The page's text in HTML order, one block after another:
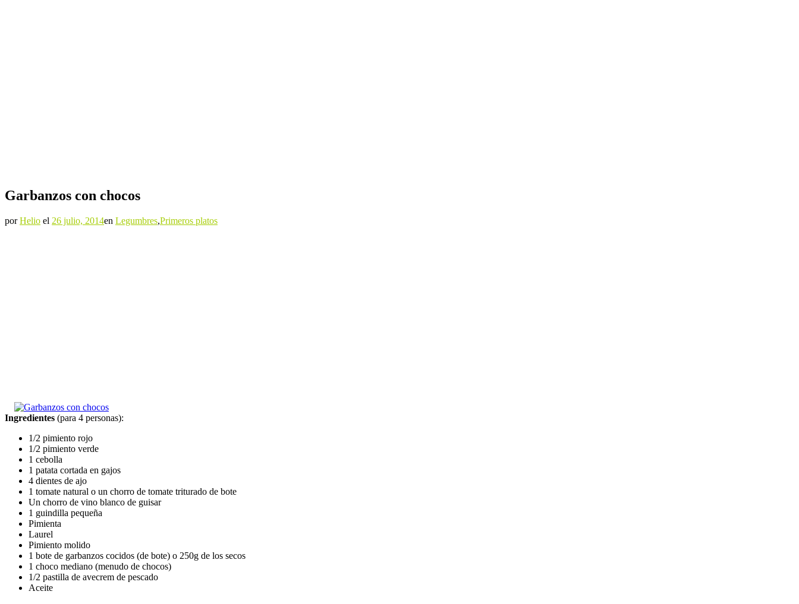
Garbanzos con chocos
porHelio el 26 julio, 2014en Legumbres,Primeros platos
Ingredientes (para 4 personas):
1/2 pimiento rojo
1/2 pimiento verde
1 cebolla
1 patata cortada en gajos
4 dientes de ajo
1 tomate natural o un chorro de tomate triturado de bote
Un chorro de vino blanco de guisar
1 guindilla pequeña
Pimienta
Laurel
Pimiento molido
1 bote de garbanzos cocidos (de bote) o 250g de los secos
1 choco mediano (menudo de chocos)
1/2 pastilla de avecrem de pescado
Aceite